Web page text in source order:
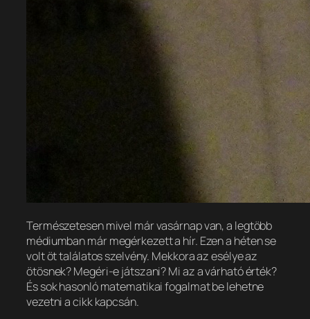
Természetesen mivel már vasárnap van, a legtöbb
médiumban már megérkezett a hír. Ezen a héten se
volt öt találatos szelvény. Mekkora az esélye az
ötösnek? Megéri-e játszani? Mi az a várható érték?
És sok hasonló matematikai fogalmat be lehetne
vezetni a cikk kapcsán.